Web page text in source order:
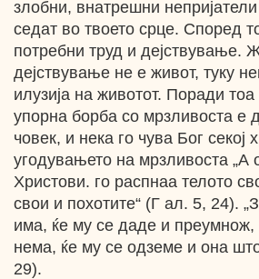
злобни, внатрешни
седат во твоето срце. Според
потребни труд и дејствување.
дејствување не е живот, туку
илузија на животот. Поради
упорна борба со мрзливоста е
човек, и нека го чува Бог секој
угодувањето на мрзливоста „А
Христови. го распнаа телото
свои и похотите“ (Г ал. 5, 24).
има, ќе му се даде и преумнож,
нема, ќе му се одземе и она
29).